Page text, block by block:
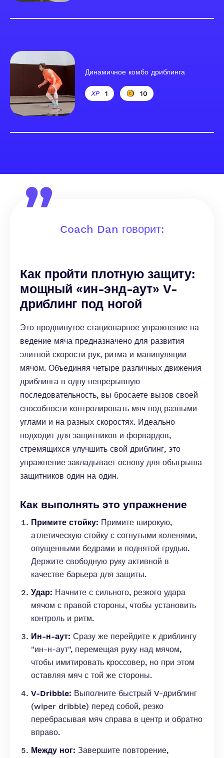
Динамичное комбо дриблинга
1 10
Coach Dan говорит:
Как пройти плотную защиту:
мощный «ин-энд-аут» V-
дриблинг под ногой
Это продвинутое стационарное упражнение на
ведение мяча предназначено для развития
элитной скорости рук, ритма и манипуляции
мячом. Объединяя четыре различных движения
дриблинга в одну непрерывную
последовательность, вы бросаете вызов своей
способности контролировать мяч под разными
углами и на разных скоростях. Идеально
подходит для защитников и форвардов,
стремящихся улучшить свой дриблинг, это
упражнение закладывает основу для обыгрыша
защитников один на один.
Как выполнять это упражнение
Примите стойку: Примите широкую,
атлетическую стойку с согнутыми коленями,
опущенными бедрами и поднятой грудью.
Держите свободную руку активной в
качестве барьера для защиты.
Удар: Начните с сильного, резкого удара
мячом с правой стороны, чтобы установить
контроль и ритм.
Ин-н-аут: Сразу же перейдите к дриблингу
"ин-н-аут", перемещая руку над мячом,
чтобы имитировать кроссовер, но при этом
оставляя мяч с той же стороны.
V-Dribble: Выполните быстрый V-дриблинг
(wiper dribble) перед собой, резко
перебрасывая мяч справа в центр и обратно
вправо.
Между ног: Завершите повторение,